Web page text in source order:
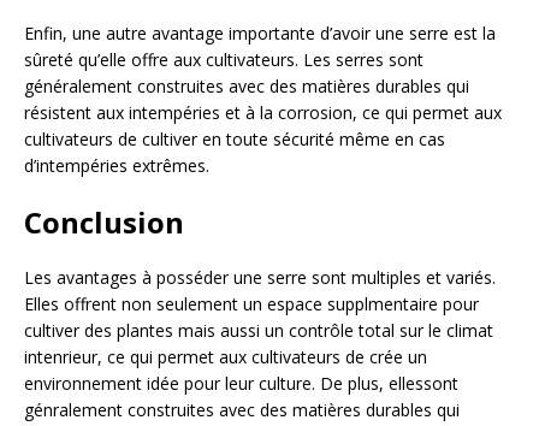
Enfin, une autre avantage importante d’avoir une serre est la
sûreté qu’elle offre aux cultivateurs. Les serres sont
généralement construites avec des matières durables qui
résistent aux intempéries et à la corrosion, ce qui permet aux
cultivateurs de cultiver en toute sécurité même en cas
d’intempéries extrêmes.
Conclusion
Les avantages à posséder une serre sont multiples et variés.
Elles offrent non seulement un espace supplmentaire pour
cultiver des plantes mais aussi un contrôle total sur le climat
intenrieur, ce qui permet aux cultivateurs de crée un
environnement idée pour leur culture. De plus, ellessont
génralement construites avec des matières durables qui